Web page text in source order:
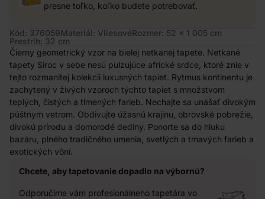
presne toľko, koľko budete potrebovať.
Kód: 376059Materiál: VliesovéRozmer: 52 x 1 005 cm
Prestrih: 32 cm
Čierny geometrický vzor na bielej netkanej tapete. Netkané
tapety Siroc v sebe nesú pulzujúce africké srdce, ktoré znie v
tejto rozmanitej kolekcii luxusných tapiet. Rytmus kontinentu je
zachytený v živých vzoroch týchto tapiet s množstvom
teplých, čistých a tlmených farieb. Nechajte sa unášať divokým
púštnym vetrom. Obdivujte úžasnú krajinu, obrovské pobrežie,
divokú prírodu a domorodé dediny. Ponorte sa do hluku
bazáru, plného tradičného umenia, svetlých a tmavých farieb a
exotických vôní.
Chcete, aby tapetovanie dopadlo na výbornú?
Odporučíme vám profesionálneho tapetára vo